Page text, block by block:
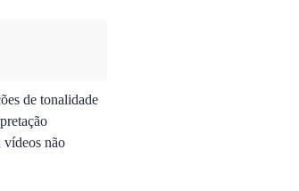
de tonalidade
vídeos não